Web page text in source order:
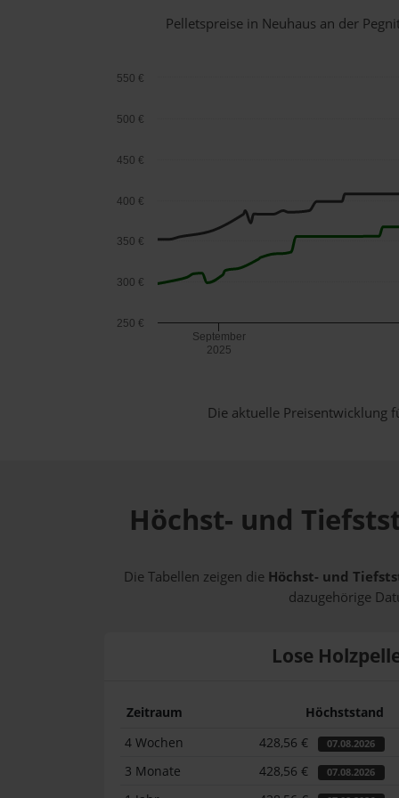
Pelletspreise in Neuhaus an der
September
2025
250 €
300 €
350 €
400 €
450 €
500 €
550 €
Die aktuelle Preisentwicklung
Höchst- und
Die Tabellen zeigen die Höchst- und
dazugehörige
Lose
Zeitraum Höchststand
4 Wochen
428,56 € 07.08.2026
3 Monate 428,56 € 07.08.2026